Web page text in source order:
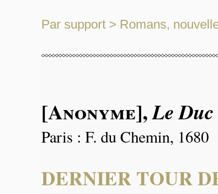
Par support > Romans,
[Anonyme],Le
Paris : F. du Chemin, 1680
DERNIER TOUR